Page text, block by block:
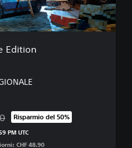
Edition
prezzo originale di CHF 48.90
Risparmio del 50%
PM UTC
CHF 48.90